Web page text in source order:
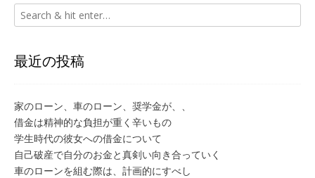
シ
ョ
ン
最近の投稿
家のローン、車のローン、奨学金が、、
借金は精神的な負担が重く辛いもの
学生時代の彼女への借金について
自己破産で自分のお金と真剣い向き合っていく
車のローンを組む際は、計画的にすべし